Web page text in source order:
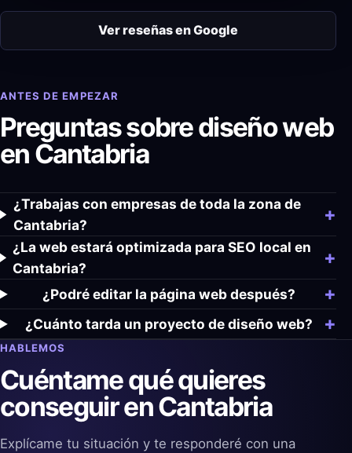
Ver reseñas en Google
ANTES DE EMPEZAR
Preguntas sobre diseño web
en Cantabria
¿Trabajas con empresas de toda la zona de
Cantabria?
¿La web estará optimizada para SEO local en
Cantabria?
¿Podré editar la página web después?
¿Cuánto tarda un proyecto de diseño web?
HABLEMOS
Cuéntame qué quieres
conseguir en Cantabria
Explícame tu situación y te responderé con una